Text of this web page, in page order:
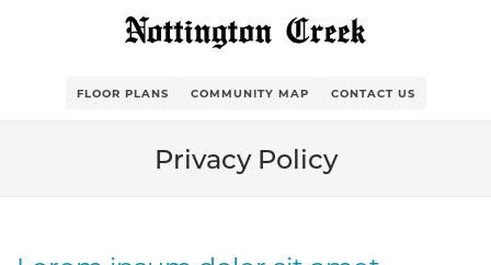
FLOOR PLANS COMMUNITY MAP CONTACT US
Privacy Policy